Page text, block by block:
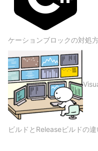
ケーションブロックの対処
ビルドとReleaseビルドの違